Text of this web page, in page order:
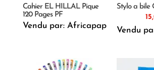
Cahier EL HILLAL Pique
120 Pages PF
Vendu par: Africapap
Stylo a bile
Vendu